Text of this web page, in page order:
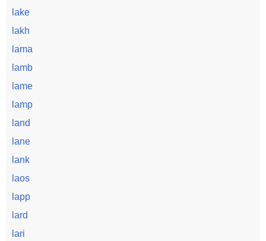
lake
lakh
lama
lamb
lame
lamp
land
lane
lank
laos
lapp
lard
lari